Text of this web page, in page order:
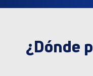
¿Dónde